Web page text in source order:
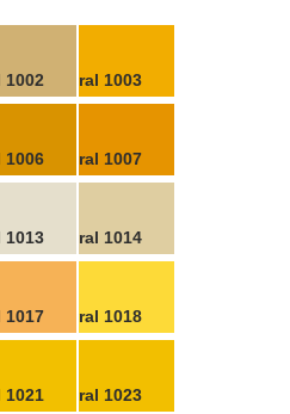
1002 ral 1003
1006 ral 1007
1013 ral 1014
1017 ral 1018
1021 ral 1023